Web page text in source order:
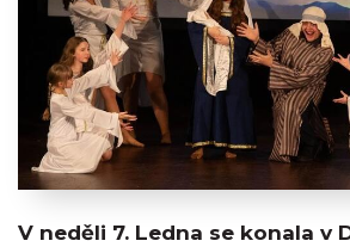
V neděli 7. Ledna se konala v